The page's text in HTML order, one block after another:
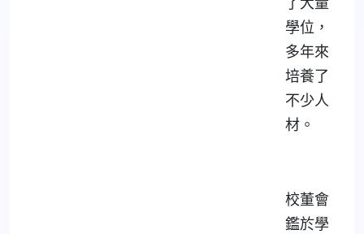
了大量
學位，
多年來
培養了
不少人
材。
校董會
鑑於學